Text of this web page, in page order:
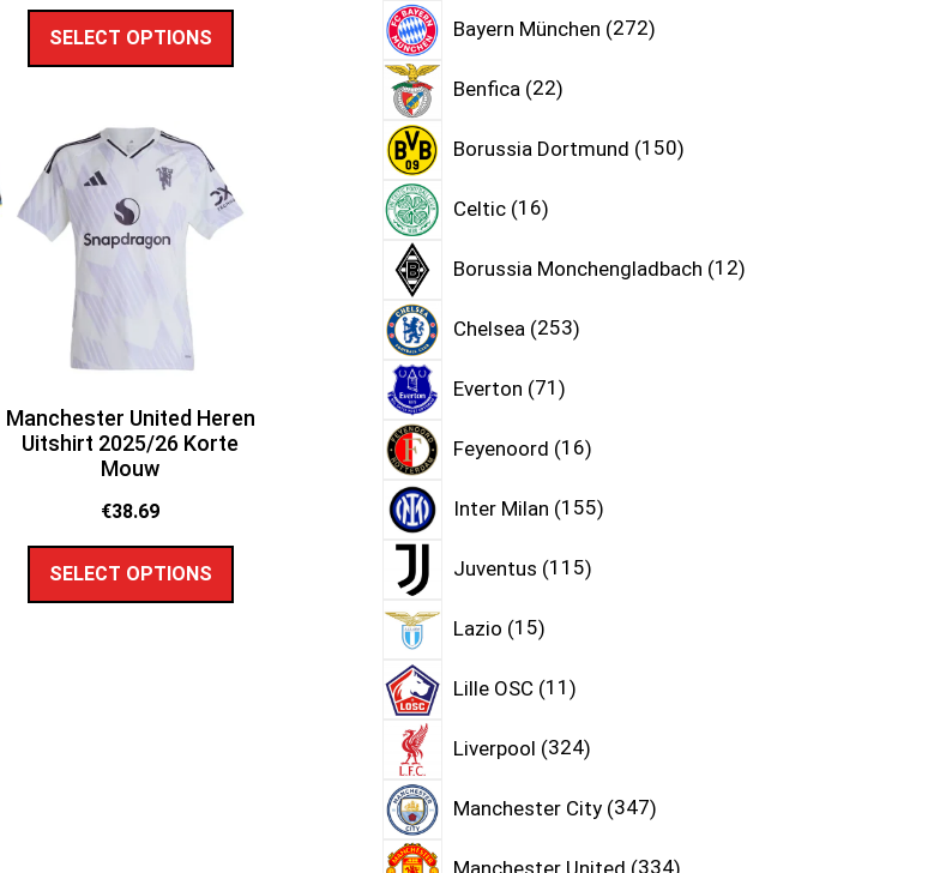
SELECT OPTIONS
Manchester United Heren
Uitshirt 2025/26 Korte
Mouw
€38.69
SELECT OPTIONS
Bayern München 272
Benfica 22
Borussia Dortmund 150
Celtic 16
Borussia Monchengladbach 12
Chelsea 253
Everton 71
Feyenoord 16
Inter Milan 155
Juventus 115
Lazio 15
Lille OSC 11
Liverpool 324
Manchester City 347
Manchester United 334